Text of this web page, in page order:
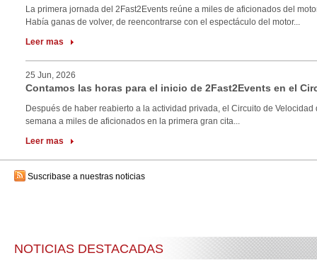
La primera jornada del 2Fast2Events reúne a miles de aficionados del
Había ganas de volver, de reencontrarse con el espectáculo del motor...
Leer mas
25 Jun, 2026
Contamos las horas para el inicio de 2Fast2Events en el
Después de haber reabierto a la actividad privada, el Circuito de Velocidad
semana a miles de aficionados en la primera gran cita...
Leer mas
Suscribase a nuestras noticias
NOTICIAS DESTACADAS